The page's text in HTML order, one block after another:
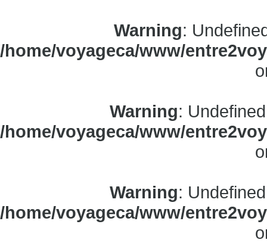
Warning:
/home/voyageca/www/
Warning:
/home/voyageca/www/
Warning:
/home/voyageca/www/